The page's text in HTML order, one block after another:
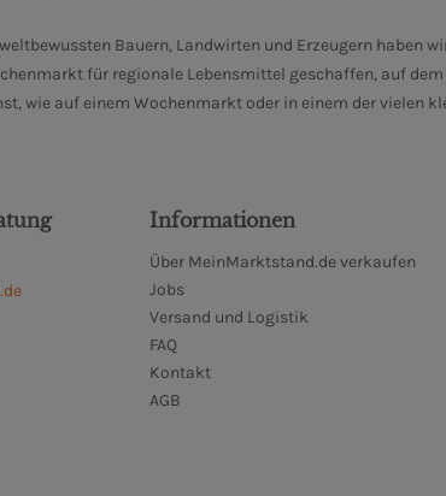
Bauern, Landwirten und Erzeugern haben
für regionale Lebensmittel geschaffen, auf dem
wie auf einem Wochenmarkt oder in einem der vielen
Informationen
Über MeinMarktstand.de verkaufen
Jobs
Versand und Logistik
FAQ
Kontakt
AGB